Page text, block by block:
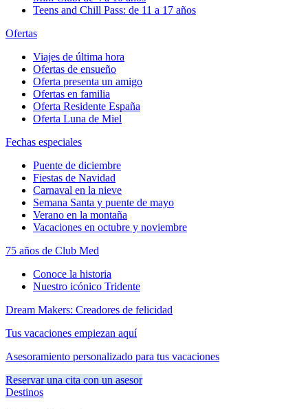
Teens and Chill Pass: de 11 a 17 años
Ofertas
Viajes de última hora
Ofertas de ensueño
Oferta presenta un amigo
Ofertas en familia
Oferta Residente España
Oferta Luna de Miel
Fechas especiales
Puente de diciembre
Fiestas de Navidad
Carnaval en la nieve
Semana Santa y puente de mayo
Verano en la montaña
Vacaciones en octubre y noviembre
75 años de Club Med
Conoce la historia
Nuestro icónico Tridente
Dream Makers: Creadores de felicidad
Tus vacaciones empiezan aquí
Asesoramiento personalizado para tus vacaciones
Reservar una cita con un asesor
Destinos